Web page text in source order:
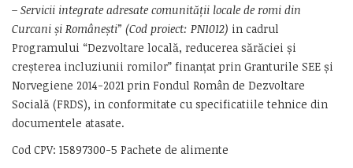
– Servicii integrate adresate comunității locale de romi din
Curcani și Românești” (Cod proiect: PN1012) in cadrul
Programului “Dezvoltare locală, reducerea sărăciei și
creșterea incluziunii romilor” finanțat prin Granturile SEE și
Norvegiene 2014-2021 prin Fondul Român de Dezvoltare
Socială (FRDS), in conformitate cu specificatiile tehnice din
documentele atasate.
Cod CPV: 15897300-5 Pachete de alimente